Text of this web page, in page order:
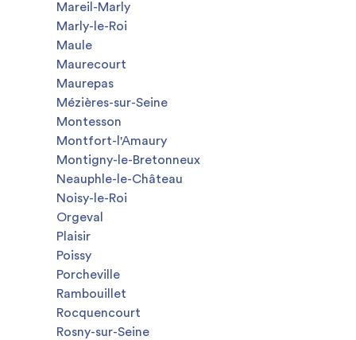
Mareil-Marly
Marly-le-Roi
Maule
Maurecourt
Maurepas
Mézières-sur-Seine
Montesson
Montfort-l'Amaury
Montigny-le-Bretonneux
Neauphle-le-Château
Noisy-le-Roi
Orgeval
Plaisir
Poissy
Porcheville
Rambouillet
Rocquencourt
Rosny-sur-Seine